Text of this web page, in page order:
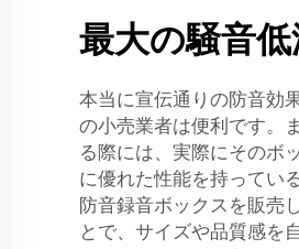
最大の騒音
本当に宣伝通りの防音効
の小売業者は便利です。
る際には、実際にそのボ
に優れた性能を持ってい
防音録音ボックスを販売
とで、サイズや品質感を